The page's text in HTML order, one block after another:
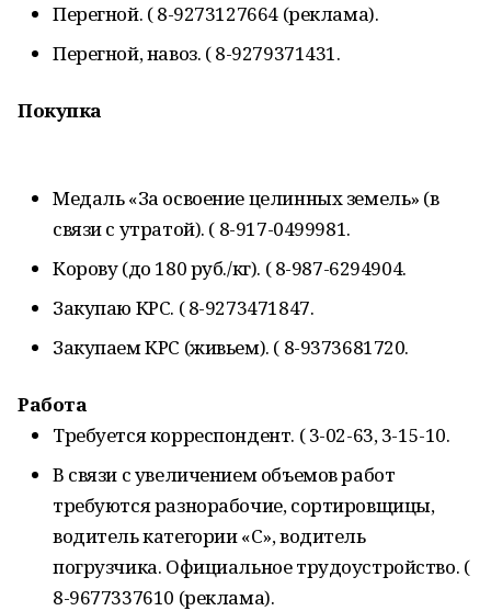
Перегной. ( 8-9273127664 (реклама).
Перегной, навоз. ( 8-9279371431.
Покупка
Медаль «За освоение целинных земель» (в
связи с утратой). ( 8-917-0499981.
Корову (до 180 руб./кг). ( 8-987-6294904.
Закупаю КРС. ( 8-9273471847.
Закупаем КРС (живьем). ( 8-9373681720.
Работа
Требуется корреспондент. ( 3-02-63, 3-15-10.
В связи с увеличением объемов работ
требуются разнорабочие, сортировщицы,
водитель категории «С», водитель
погрузчика. Официальное трудоустройство. (
8-9677337610 (реклама).